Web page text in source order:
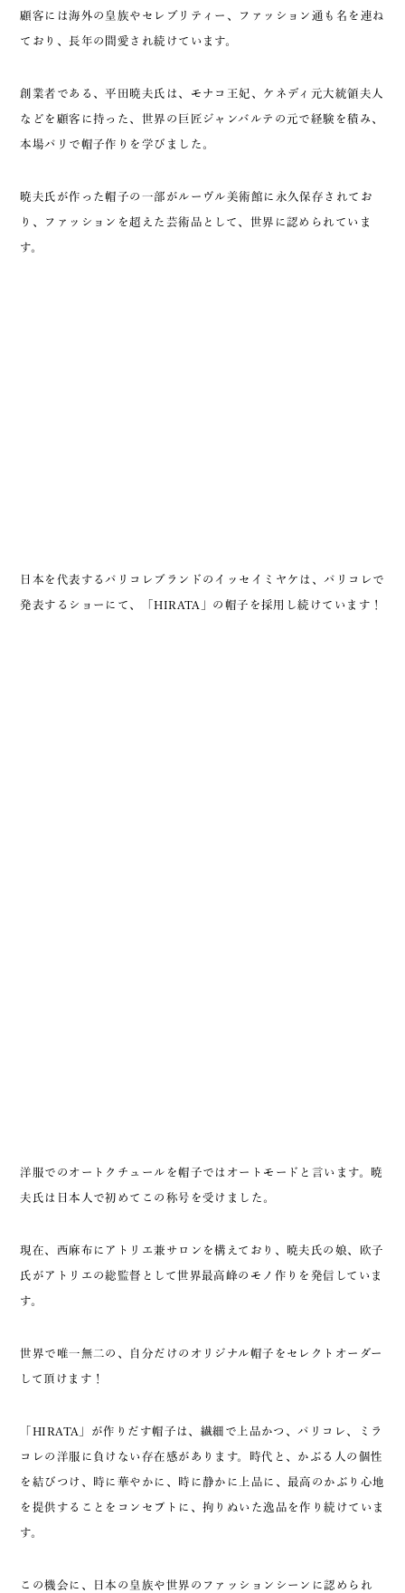
顧客には海外の皇族やセレブリティー、ファッション通も名を連ね
ており、長年の間愛され続けています。
創業者である、平田暁夫氏は、モナコ王妃、ケネディ元大統領夫人
などを顧客に持った、世界の巨匠ジャンバルテの元で経験を積み、
本場パリで帽子作りを学びました。
暁夫氏が作った帽子の一部がルーヴル美術館に永久保存されてお
り、ファッションを超えた芸術品として、世界に認められていま
す。
日本を代表するパリコレブランドのイッセイミヤケは、パリコレで
発表するショーにて、「HIRATA」の帽子を採用し続けています！
洋服でのオートクチュールを帽子ではオートモードと言います。暁
夫氏は日本人で初めてこの称号を受けました。
現在、西麻布にアトリエ兼サロンを構えており、暁夫氏の娘、欧子
氏がアトリエの総監督として世界最高峰のモノ作りを発信していま
す。
世界で唯一無二の、自分だけのオリジナル帽子をセレクトオーダー
して頂けます！
「HIRATA」が作りだす帽子は、繊細で上品かつ、パリコレ、ミラ
コレの洋服に負けない存在感があります。時代と、かぶる人の個性
を結びつけ、時に華やかに、時に静かに上品に、最高のかぶり心地
を提供することをコンセプトに、拘りぬいた逸品を作り続けていま
す。
この機会に、日本の皇族や世界のファッションシーンに認められ